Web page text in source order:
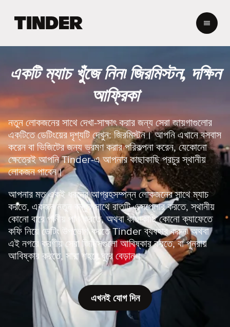
e
r
হো
একটি ম্যাচ খুঁজে নিন৷ জিরমিস্টন, দক্ষিন
আফ্রিকা
নতুন লোকজনের সাথে দেখা-সাক্ষাৎ করার জন্য সেরা জায়গাগুলোর
একটিতে ডেটিংয়ের দৃশ্যটি দেখুন: জিরমিস্টন। আপনি এখানে বসবাস
করেন বা ভিজিটের জন্য ভ্রমণ করার পরিকল্পনা করেন, যেকোনো
ক্ষেত্রেই আপনি Tinder-এ আপনার কাছাকাছি প্রচুর স্থানীয়
লোকজন পাবেন।
আপনার মত একই ধরনের আগ্রহসম্পন্ন লোকজনের সাথে ম্যাচ
করতে, একজন নতুন বন্ধুর সাথে রাতটি এক্সপ্লোর করতে, স্থানীয়
কোনো বারে পানীয় পান করতে, অথবা কাছাকাছি কোনো ক্যাফেতে
কফি নিয়ে ডেটিং উপভোগ করতে Tinder ব্যবহার করুন৷ অথবা
এই নগরে করণীয় সেরা জিনিসগুলো আবিষ্কার করতে, বা পুনরায়
আবিষ্কার করতে, সারা শহরে ঘুরে বেড়ান।
এখনই যোগ দিন